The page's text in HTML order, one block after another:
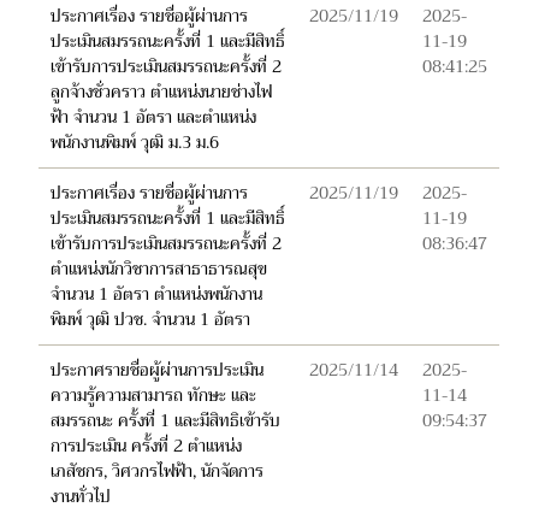
ประกาศเรื่อง รายชื่อผู้ผ่านการ
ประเมินสมรรถนะครั้งที่ 1 และมีสิทธิ์
เข้ารับการประเมินสมรรถนะครั้งที่ 2
ลูกจ้างชั่วคราว ตำแหน่งนายช่างไฟ
ฟ้า จำนวน 1 อัตรา และตำแหน่ง
พนักงานพิมพ์ วุฒิ ม.3 ม.6
2025/11/19
2025-
11-19
08:41:25
ประกาศเรื่อง รายชื่อผู้ผ่านการ
ประเมินสมรรถนะครั้งที่ 1 และมีสิทธิ์
เข้ารับการประเมินสมรรถนะครั้งที่ 2
ตำแหน่งนักวิชาการสาธาธารณสุข
จำนวน 1 อัตรา ตำแหน่งพนักงาน
พิมพ์ วุฒิ ปวช. จำนวน 1 อัตรา
2025/11/19
2025-
11-19
08:36:47
ประกาศรายชื่อผู้ผ่านการประเมิน
ความรู้ความสามารถ ทักษะ และ
สมรรถนะ ครั้งที่ 1 และมีสิทธิเข้ารับ
การประเมิน ครั้งที่ 2 ตำแหน่ง
เภสัชกร, วิศวกรไฟฟ้า, นักจัดการ
งานทั่วไป
2025/11/14
2025-
11-14
09:54:37